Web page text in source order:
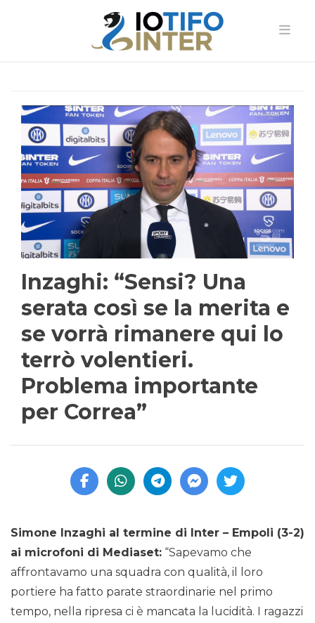
Inzaghi: “Sensi? Una
serata così se la merita e
se vorrà rimanere qui lo
terrò volentieri.
Problema importante
per Correa”
Simone Inzaghi al termine di Inter – Empoli (3-2)
ai microfoni di Mediaset: “Sapevamo che
affrontavamo una squadra con qualità, il loro
portiere ha fatto parate straordinarie nel primo
tempo, nella ripresa ci è mancata la lucidità. I ragazzi